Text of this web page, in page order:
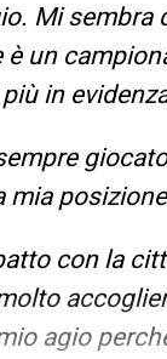
Mi sembra
è un
in
mia
con la
agio